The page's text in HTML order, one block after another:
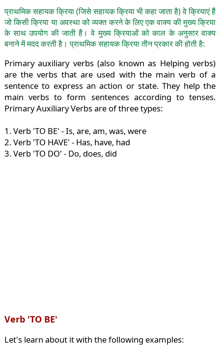
प्राथमिक सहायक क्रिया (जिसे सहायक क्रिया भी कहा जाता है) वे क्रियाएं हैं
जो किसी क्रिया या अवस्था को व्यक्त करने के लिए एक वाक्य की मुख्य क्रिया
के साथ उपयोग की जाती हैं। वे मुख्य क्रियाओं को काल के अनुसार वाक्य
बनाने में मदद करती है। प्राथमिक सहायक क्रिया तीन प्रकार की होती है:
Primary auxiliary verbs (also known as Helping verbs)
are the verbs that are used with the main verb of a
sentence to express an action or state. They help the
main verbs to form sentences according to tenses.
Primary Auxiliary Verbs are of three types:
1. Verb 'TO BE' - Is, are, am, was, were
2. Verb 'TO HAVE' - Has, have, had
3. Verb 'TO DO' - Do, does, did
Verb 'TO BE'
Let's learn about it with the following examples: